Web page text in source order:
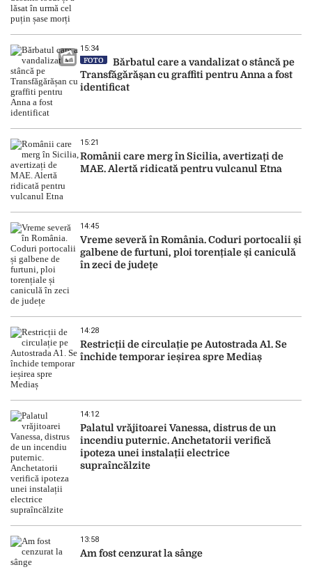
15:34
FOTO
Bărbatul care a vandalizat o stâncă pe
Transfăgărășan cu graffiti pentru Anna a fost
identificat
15:21
Românii care merg în Sicilia, avertizați de
MAE. Alertă ridicată pentru vulcanul Etna
14:45
Vreme severă în România. Coduri portocalii și
galbene de furtuni, ploi torențiale și caniculă
în zeci de județe
14:28
Restricții de circulație pe Autostrada A1. Se
închide temporar ieșirea spre Mediaș
14:12
Palatul vrăjitoarei Vanessa, distrus de un
incendiu puternic. Anchetatorii verifică
ipoteza unei instalații electrice
supraîncălzite
13:58
Am fost cenzurat la sânge